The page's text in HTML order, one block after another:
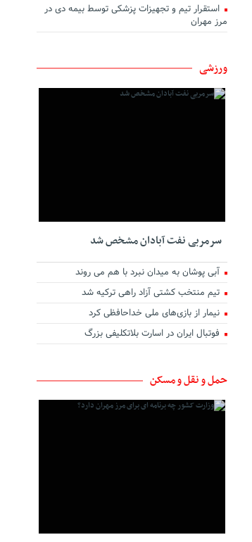
استقرار تیم و تجهیزات پزشکی توسط بیمه دی در
مرز مهران
ورزشی
سرمربی نفت آبادان مشخص شد
آبی پوشان به میدان نبرد با هم می روند
تیم منتخب کشتی آزاد راهی ترکیه شد
نیمار از بازی‌های ملی خداحافظی کرد
فوتبال ایران در اسارت بلاتکلیفی بزرگ
حمل و نقل و مسکن